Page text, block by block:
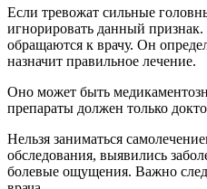
Если тревожат сильные
игнорировать данный
обращаются к врачу. Он
назначит правильное лечение.
Оно может быть
препараты должен только
Нельзя заниматься
обследования, выявились
болевые ощущения. Важно